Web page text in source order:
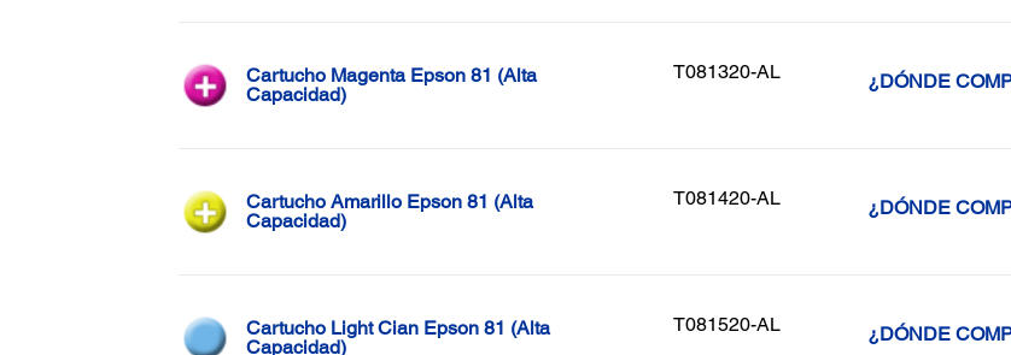
Cartucho Magenta Epson 81 (Alta
Capacidad)
T081320-AL ¿DÓNDE
Cartucho Amarillo Epson 81 (Alta
Capacidad)
T081420-AL ¿DÓNDE
Cartucho Light Cian Epson 81 (Alta
Capacidad)
T081520-AL ¿DÓNDE